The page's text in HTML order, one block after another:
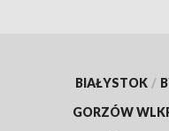
BIAŁYSTOK /
GORZÓW